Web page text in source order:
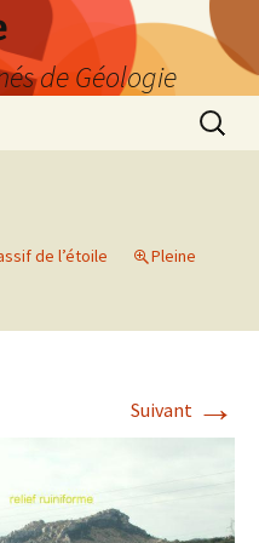
de Géologie
de l’étoile
Pleine
Suivant →